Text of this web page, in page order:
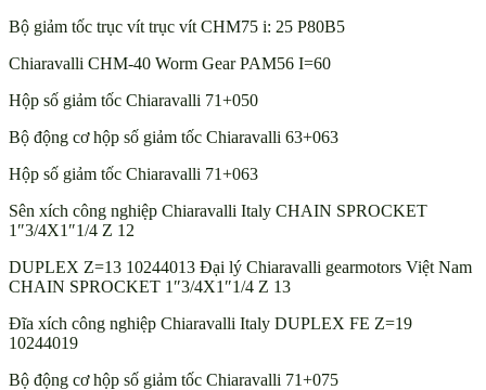
Bộ giảm tốc trục vít trục vít CHM75 i: 25 P80B5
Chiaravalli CHM-40 Worm Gear PAM56 I=60
Hộp số giảm tốc Chiaravalli 71+050
Bộ động cơ hộp số giảm tốc Chiaravalli 63+063
Hộp số giảm tốc Chiaravalli 71+063
Sên xích công nghiệp Chiaravalli Italy CHAIN SPROCKET
1″3/4X1″1/4 Z 12
DUPLEX Z=13 10244013 Đại lý Chiaravalli gearmotors Việt Nam
CHAIN SPROCKET 1″3/4X1″1/4 Z 13
Đĩa xích công nghiệp Chiaravalli Italy DUPLEX FE Z=19
10244019
Bộ động cơ hộp số giảm tốc Chiaravalli 71+075